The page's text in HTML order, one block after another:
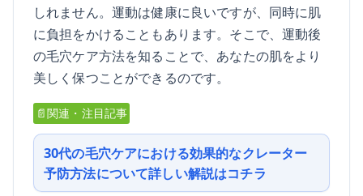
しれません。運動は健康に良いですが、同時に肌
に負担をかけることもあります。そこで、運動後
の毛穴ケア方法を知ることで、あなたの肌をより
美しく保つことができるのです。
📄関連・注目記事
30代の毛穴ケアにおける効果的なクレーター
予防方法について詳しい解説はコチラ